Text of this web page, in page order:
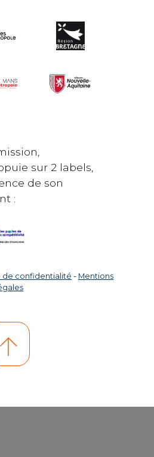
sur 2 labels,
de son
:
de confidentialité - Mentions